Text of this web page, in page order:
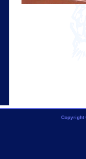
Copyright